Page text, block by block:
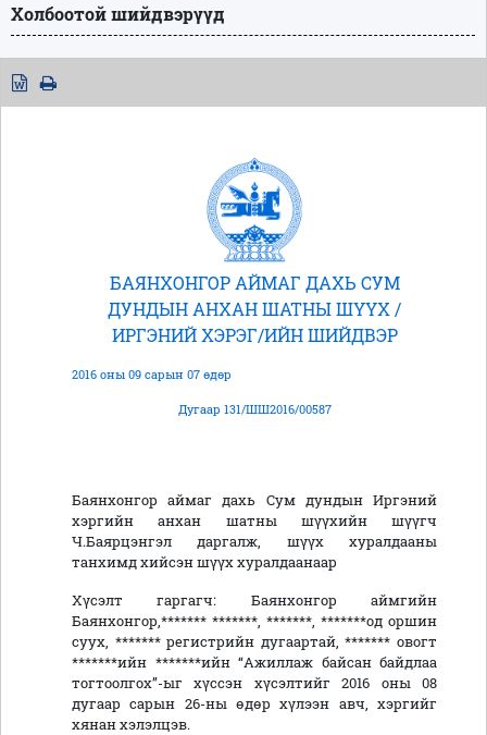
Холбоотой шийдвэрүүд
БАЯНХОНГОР АЙМАГ ДАХЬ СУМ
ДУНДЫН АНХАН ШАТНЫ ШҮҮХ /
ИРГЭНИЙ ХЭРЭГ/ИЙН ШИЙДВЭР
2016 оны 09 сарын 07 өдөр
Дугаар 131/ШШ2016/00587
Баянхонгор аймаг дахь Сум дундын Иргэний
хэргийн анхан шатны шүүхийн шүүгч
Ч.Баярцэнгэл даргалж, шүүх хуралдааны
танхимд хийсэн шүүх хуралдаанаар
Хүсэлт гаргагч: Баянхонгор аймгийн
Баянхонгор,******* *******, *******, *******од оршин
суух, ******* регистрийн дугаартай, ******* овогт
*******ийн *******ийн “Ажиллаж байсан байдлаа
тогтоолгох”-ыг хүссэн хүсэлтийг 2016 оны 08
дугаар сарын 26-ны өдөр хүлээн авч, хэргийг
хянан хэлэлцэв.